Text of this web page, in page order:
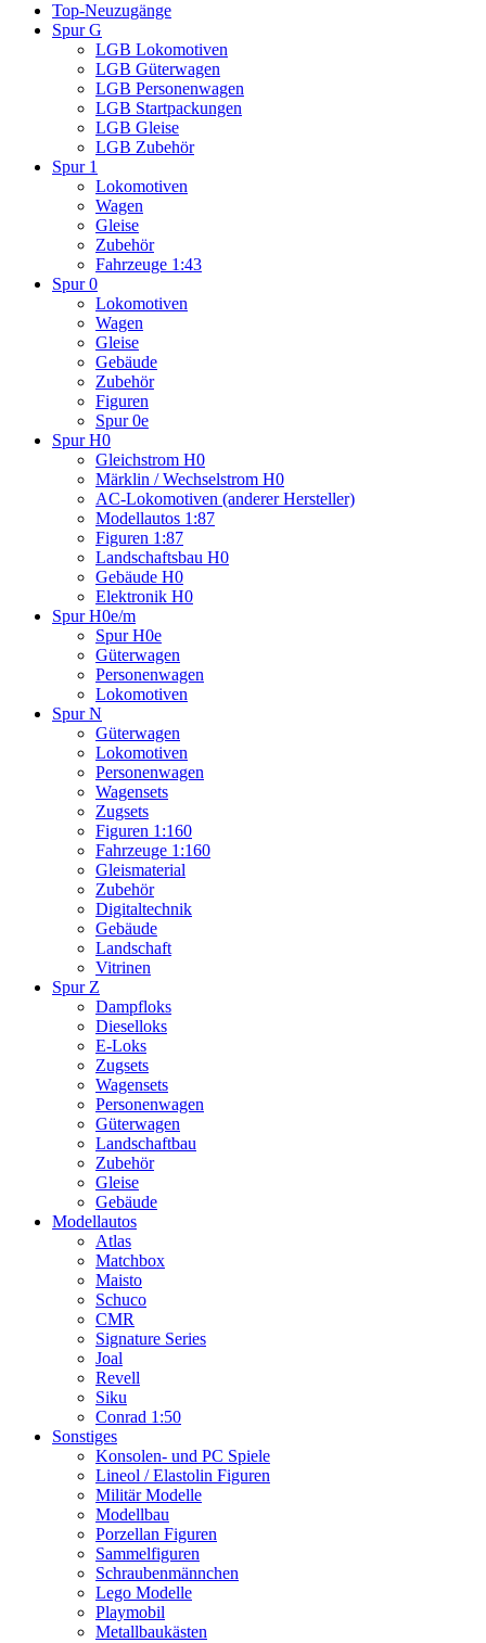
Top-Neuzugänge
Spur G
LGB Lokomotiven
LGB Güterwagen
LGB Personenwagen
LGB Startpackungen
LGB Gleise
LGB Zubehör
Spur 1
Lokomotiven
Wagen
Gleise
Zubehör
Fahrzeuge 1:43
Spur 0
Lokomotiven
Wagen
Gleise
Gebäude
Zubehör
Figuren
Spur 0e
Spur H0
Gleichstrom H0
Märklin / Wechselstrom H0
AC-Lokomotiven (anderer Hersteller)
Modellautos 1:87
Figuren 1:87
Landschaftsbau H0
Gebäude H0
Elektronik H0
Spur H0e/m
Spur H0e
Güterwagen
Personenwagen
Lokomotiven
Spur N
Güterwagen
Lokomotiven
Personenwagen
Wagensets
Zugsets
Figuren 1:160
Fahrzeuge 1:160
Gleismaterial
Zubehör
Digitaltechnik
Gebäude
Landschaft
Vitrinen
Spur Z
Dampfloks
Dieselloks
E-Loks
Zugsets
Wagensets
Personenwagen
Güterwagen
Landschaftbau
Zubehör
Gleise
Gebäude
Modellautos
Atlas
Matchbox
Maisto
Schuco
CMR
Signature Series
Joal
Revell
Siku
Conrad 1:50
Sonstiges
Konsolen- und PC Spiele
Lineol / Elastolin Figuren
Militär Modelle
Modellbau
Porzellan Figuren
Sammelfiguren
Schraubenmännchen
Lego Modelle
Playmobil
Metallbaukästen